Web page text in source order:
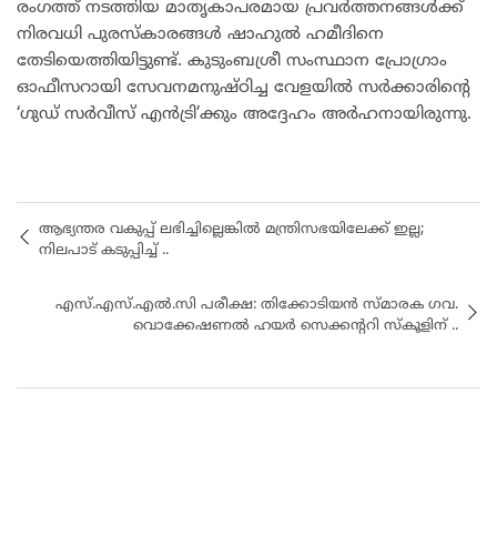
രംഗത്ത് നടത്തിയ മാതൃകാപരമായ പ്രവർത്തനങ്ങൾക്ക്
നിരവധി പുരസ്കാരങ്ങൾ ഷാഹുൽ ഹമീദിനെ
തേടിയെത്തിയിട്ടുണ്ട്. കുടുംബശ്രീ സംസ്ഥാന പ്രോഗ്രാം
ഓഫീസറായി സേവനമനുഷ്ഠിച്ച വേളയിൽ സർക്കാരിന്റെ
‘ഗുഡ് സർവീസ് എൻട്രി’ക്കും അദ്ദേഹം അർഹനായിരുന്നു.
ആഭ്യന്തര വകുപ്പ് ലഭിച്ചില്ലെങ്കിൽ മന്ത്രിസഭയിലേക്ക് ഇല്ല;
നിലപാട് കടുപ്പിച്ച് ..
എസ്.എസ്.എൽ.സി പരീക്ഷ: തിക്കോടിയൻ സ്മാരക ഗവ.
വൊക്കേഷണൽ ഹയർ സെക്കന്ററി സ്കൂളിന് ..